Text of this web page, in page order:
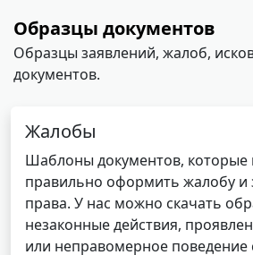
Образцы документов
Образцы заявлений, жалоб,
документов.
Жалобы
Шаблоны документов, которые
правильно оформить жалобу и
права. У нас можно скачать
незаконные действия,
или неправомерное поведение